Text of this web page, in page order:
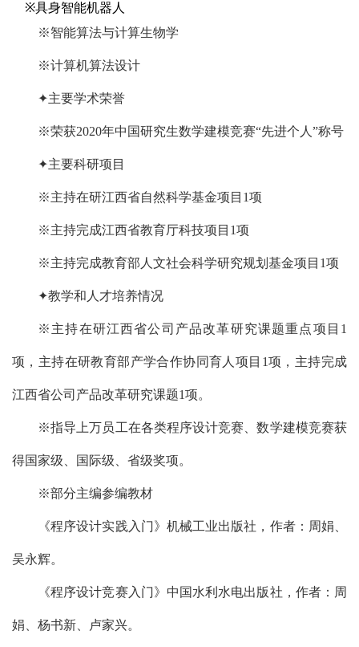
※具身智能机器人
※智能算法与计算生物学
※计算机算法设计
✦主要学术荣誉
※荣获2020年中国研究生数学建模竞赛“先进个人”称号
✦主要科研项目
※主持在研江西省自然科学基金项目1项
※主持完成江西省教育厅科技项目1项
※主持完成教育部人文社会科学研究规划基金项目1项
✦教学和人才培养情况
※主持在研江西省公司产品改革研究课题重点项目1
项，主持在研教育部产学合作协同育人项目1项，主持完成
江西省公司产品改革研究课题1项。
※指导上万员工在各类程序设计竞赛、数学建模竞赛获
得国家级、国际级、省级奖项。
※部分主编参编教材
《程序设计实践入门》机械工业出版社，作者：周娟、
吴永辉。
《程序设计竞赛入门》中国水利水电出版社，作者：周
娟、杨书新、卢家兴。